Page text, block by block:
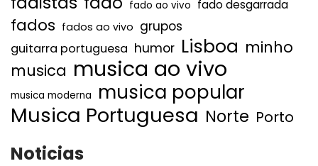
fado ao vivo fado desgarrada
fados fados ao vivo grupos
guitarra portuguesa humor Lisboa minho
musica musica ao vivo
musica moderna musica popular
Musica Portuguesa Norte Porto
Noticias